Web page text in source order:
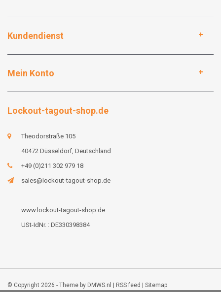
Kundendienst
Mein Konto
Lockout-tagout-shop.de
Theodorstraße 105
40472 Düsseldorf, Deutschland
+49 (0)211 302 979 18
sales@lockout-tagout-shop.de
www.lockout-tagout-shop.de
USt-IdNr. : DE330398384
© Copyright 2026 - Theme by DMWS.nl RSS feed Sitemap